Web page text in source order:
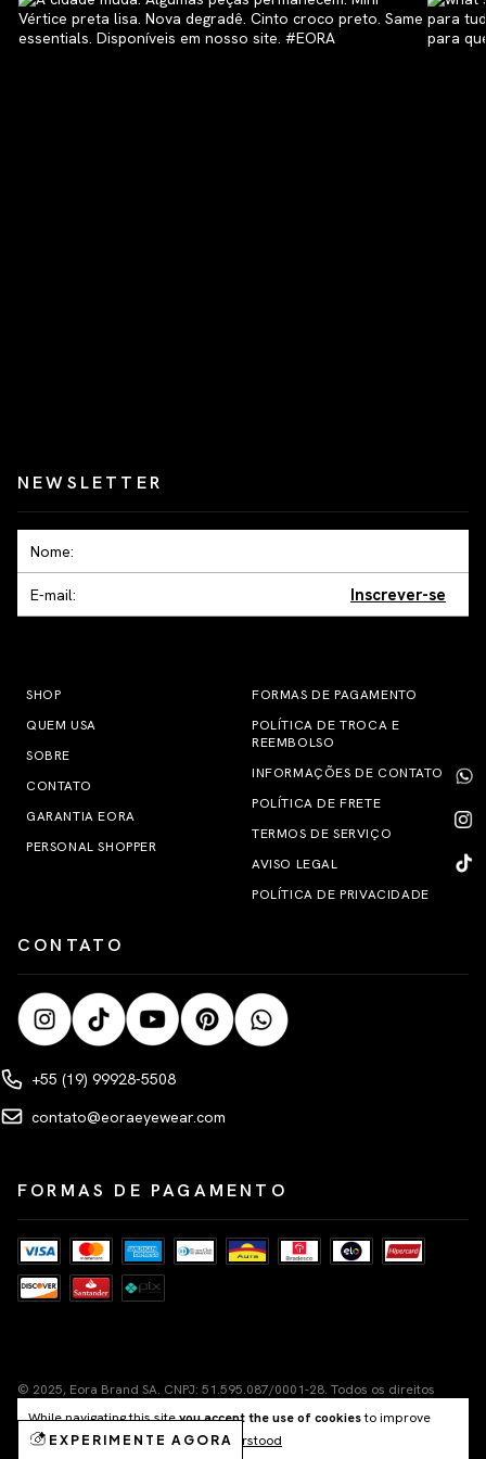
While navigating this siteyou accept the use of cookiesto improve
your shopping experience.
Understood
NEWSLETTER
Inscrever-se
SHOP
QUEM USA
SOBRE
CONTATO
GARANTIA EORA
PERSONAL SHOPPER
FORMAS DE PAGAMENTO
POLÍTICA DE TROCA E
REEMBOLSO
INFORMAÇÕES DE CONTATO
POLÍTICA DE FRETE
TERMOS DE SERVIÇO
AVISO LEGAL
POLÍTICA DE PRIVACIDADE
CONTATO
+55 (19) 99928-5508
contato@eoraeyewear.com
FORMAS DE PAGAMENTO
© 2025, Eora Brand SA. CNPJ: 51.595.087/0001-28. Todos os direitos
Rua Líbero Badaró, 101, Segundo Andar, Centro Histórico de São Paulo,
Cep 01011-100